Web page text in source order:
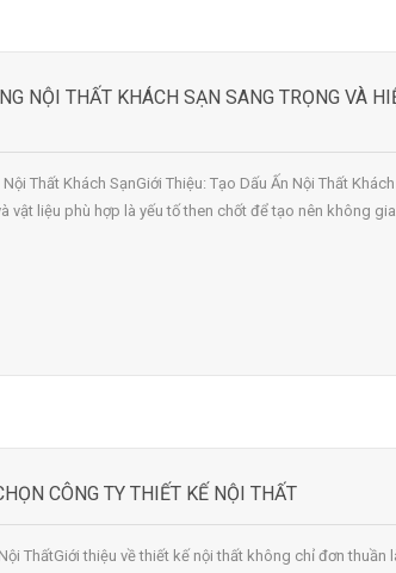
NỘI THẤT KHÁCH SẠN SANG TRỌNG VÀ
Thất Khách SạnGiới Thiệu: Tạo Dấu Ấn Nội Thất
vật liệu phù hợp là yếu tố then chốt để tạo nên không
CÔNG TY THIẾT KẾ NỘI THẤT
ThấtGiới thiệu về thiết kế nội thất không chỉ đơn thuần